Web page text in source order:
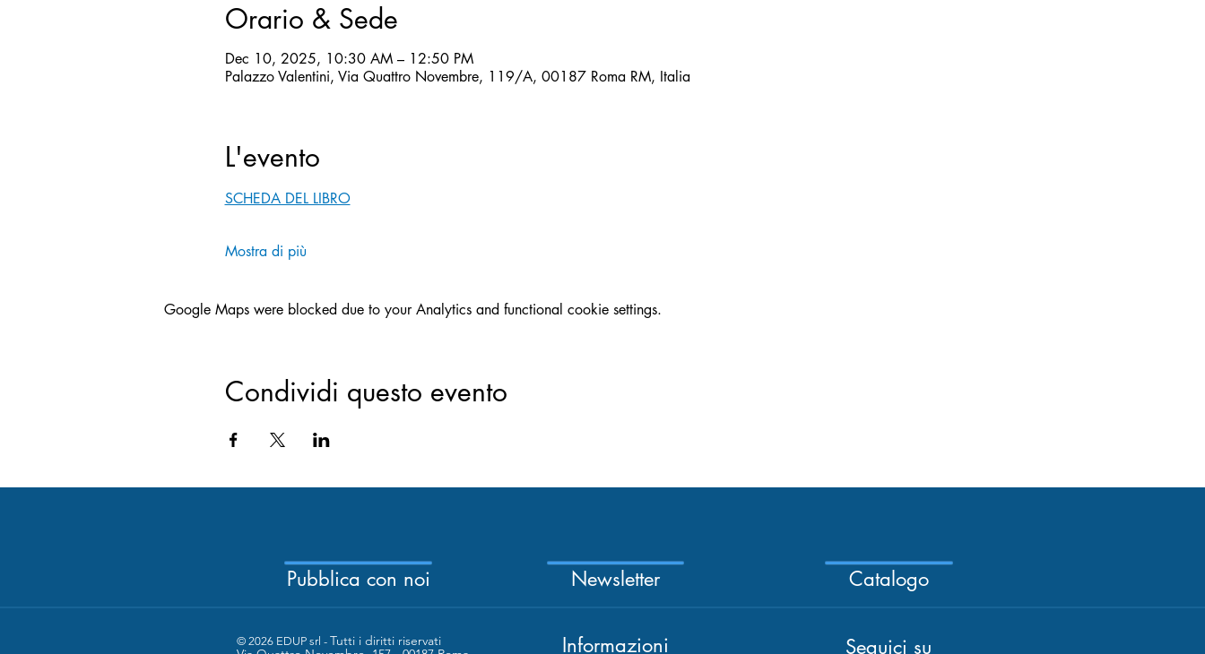
Orario & Sede
Dec 10, 2025, 10:30 AM – 12:50 PM
Palazzo Valentini, Via Quattro Novembre, 119/A, 00187 Roma RM, Italia
L'evento
SCHEDA DEL LIBRO
Mostra di più
Google Maps were blocked due to your Analytics and functional cookie settings.
Condividi questo evento
Pubblica con noi Newsletter Catalogo
© 2026 EDUP srl -Tutti i diritti riservati
Informazioni Seguici su